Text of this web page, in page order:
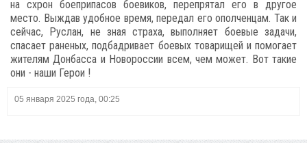
на схрон боеприпасов боевиков, перепрятал его в другое
место. Выждав удобное время, передал его ополченцам. Так и
сейчас, Руслан, не зная страха, выполняет боевые задачи,
спасает раненых, подбадривает боевых товарищей и помогает
жителям Донбасса и Новороссии всем, чем может. Вот такие
они - наши Герои !
05 января 2025 года, 00:25